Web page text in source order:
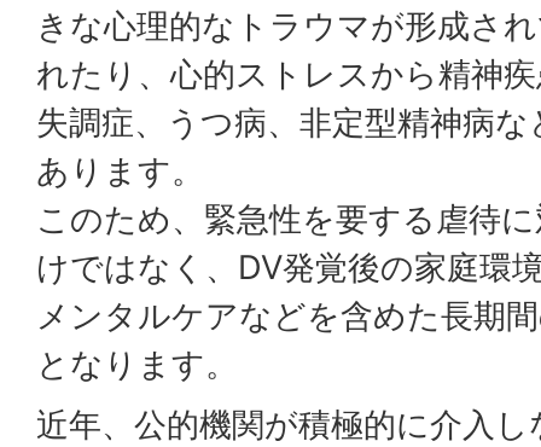
きな心理的なトラウマが形成さ
れたり、心的ストレスから精神
失調症、うつ病、非定型精神病
あります。
このため、緊急性を要する虐待
けではなく、DV発覚後の家庭環
メンタルケアなどを含めた長期
となります。
近年、公的機関が積極的に介入